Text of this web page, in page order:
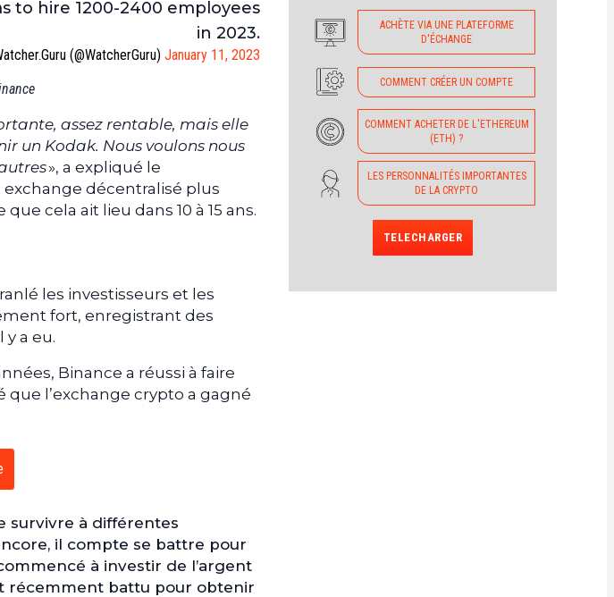
to hire 1200-2400 employees
in 2023.
(@WatcherGuru) January 11, 2023
assez rentable, mais elle
un Kodak. Nous voulons nous
», a expliqué le
exchange décentralisé plus
cela ait lieu dans 10 à 15 ans.
les investisseurs et les
fort, enregistrant des
a eu.
Binance a réussi à faire
que l’exchange crypto a gagné
survivre à différentes
il compte se battre pour
à investir de l’argent
récemment battu pour obtenir
ACHÈTE VIA UNE PLATEFORME
D'ÉCHANGE
COMMENT CRÉER UN COMPTE
COMMENT ACHETER DE L'ETHEREUM
(ETH) ?
LES PERSONNALITÉS IMPORTANTES
DE LA CRYPTO
TELECHARGER